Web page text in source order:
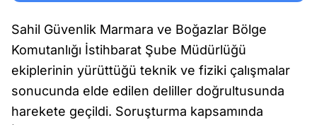
Sahil Güvenlik Marmara ve Boğazlar Bölge
Komutanlığı İstihbarat Şube Müdürlüğü
ekiplerinin yürüttüğü teknik ve fiziki çalışmalar
sonucunda elde edilen deliller doğrultusunda
harekete geçildi. Soruşturma kapsamında